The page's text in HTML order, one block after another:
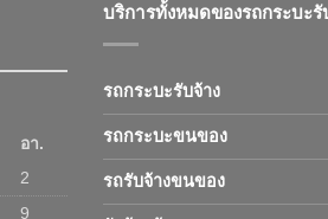
อา.
2
9
บริการทั้งหมดของรถกระบะรั
รถกระบะรับจ้าง
รถกระบะขนของ
รถรับจ้างขนของ